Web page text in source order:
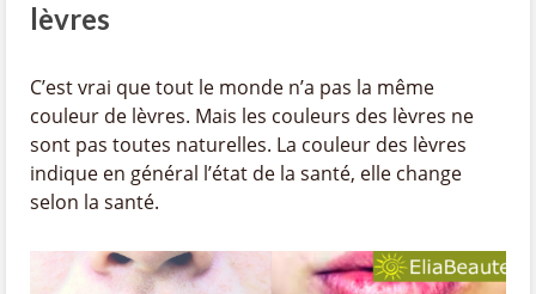
lèvres
C’est vrai que tout le monde n’a pas la même
couleur de lèvres. Mais les couleurs des lèvres ne
sont pas toutes naturelles. La couleur des lèvres
indique en général l’état de la santé, elle change
selon la santé.